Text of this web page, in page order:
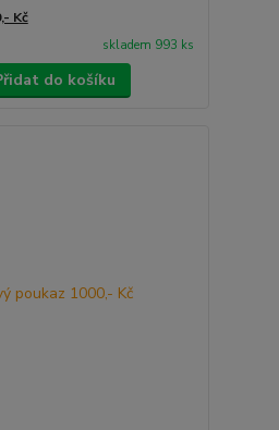
Kč
skladem 993 ks
do košíku